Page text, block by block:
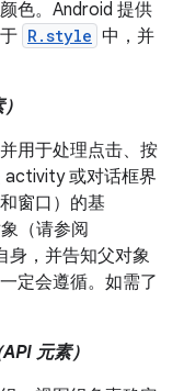
色。Android 提供
R.style 中，并
用于处理点击、按
activity 或对话框界
窗口）的基
（请参阅
身，并告知父对象
定会遵循。如需了
API 元素）